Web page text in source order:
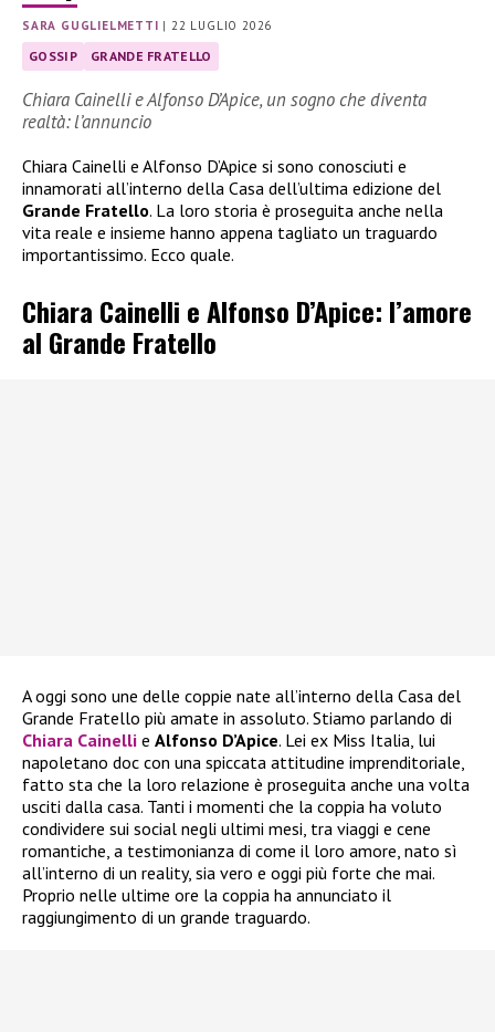
SARA GUGLIELMETTI | 22 LUGLIO 2026
GOSSIP GRANDE FRATELLO
Chiara Cainelli e Alfonso D’Apice, un sogno che diventa
realtà: l’annuncio
Chiara Cainelli e Alfonso D’Apice si sono conosciuti e
innamorati all’interno della Casa dell’ultima edizione del
Grande Fratello. La loro storia è proseguita anche nella
vita reale e insieme hanno appena tagliato un traguardo
importantissimo. Ecco quale.
Chiara Cainelli e Alfonso D’Apice: l’amore
al Grande Fratello
A oggi sono une delle coppie nate all’interno della Casa del
Grande Fratello più amate in assoluto. Stiamo parlando di
Chiara Cainelli e Alfonso D’Apice. Lei ex Miss Italia, lui
napoletano doc con una spiccata attitudine imprenditoriale,
fatto sta che la loro relazione è proseguita anche una volta
usciti dalla casa. Tanti i momenti che la coppia ha voluto
condividere sui social negli ultimi mesi, tra viaggi e cene
romantiche, a testimonianza di come il loro amore, nato sì
all’interno di un reality, sia vero e oggi più forte che mai.
Proprio nelle ultime ore la coppia ha annunciato il
raggiungimento di un grande traguardo.